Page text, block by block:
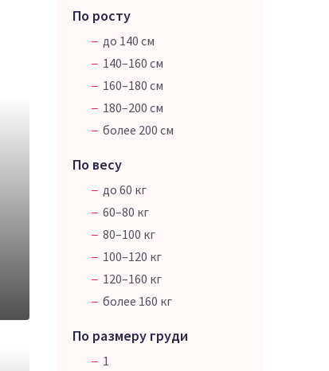
По росту
до 140 см
140–160 см
160–180 см
180–200 см
более 200 см
По весу
до 60 кг
60–80 кг
80–100 кг
100–120 кг
120–160 кг
более 160 кг
По размеру груди
1